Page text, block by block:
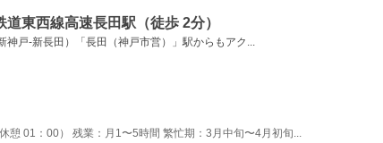
東西線高速長田駅（徒歩 2分）
戸‐新長田）「長田（神戸市営）」駅からもアク...
憩 01：00） 残業：月1〜5時間 繁忙期：3月中旬〜4月初旬...